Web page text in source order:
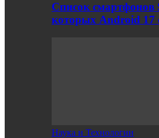
Список смартфонов
которых Android 17
Наука и Технологии